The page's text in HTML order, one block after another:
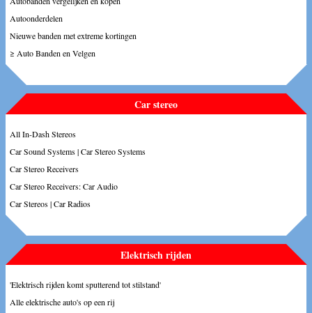
Autoonderdelen
Nieuwe banden met extreme kortingen
≥ Auto Banden en Velgen
Car stereo
All In-Dash Stereos
Car Sound Systems | Car Stereo Systems
Car Stereo Receivers
Car Stereo Receivers: Car Audio
Car Stereos | Car Radios
Elektrisch rijden
'Elektrisch rijden komt sputterend tot stilstand'
Alle elektrische auto's op een rij